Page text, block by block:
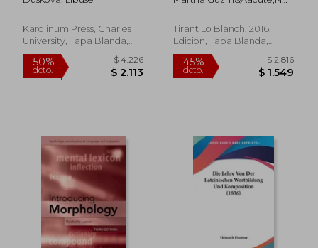
40%
dcto. $ 7.069
Perspective (en
Karolinum Press, Charles
University, Tapa Blanda,
Nuevo
(Diachronica
Tirant Lo Blanch, 2016, 1
Edición, Tapa Blanda,
Nuevo